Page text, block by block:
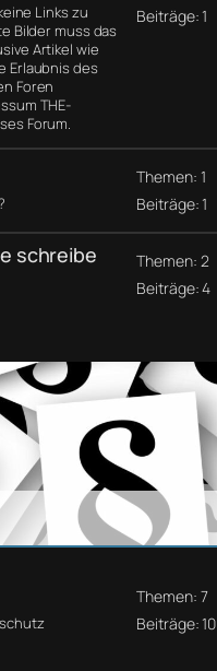
Links zu
Bilder muss das
Artikel wie
Erlaubnis des
Foren
THE-
Forum.
Beiträge: 1
Themen: 1
Beiträge: 1
schreibe
Themen: 2
Beiträge: 4
Themen: 7
Beiträge: 10